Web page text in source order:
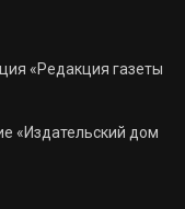
«Редакция газеты
«Издательский дом